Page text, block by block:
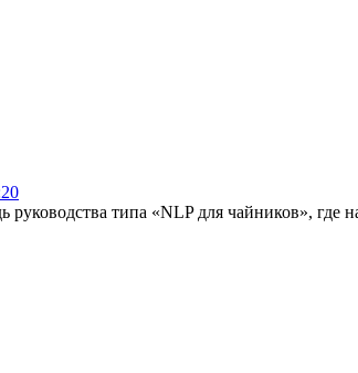
руководства типа «NLP для чайников», где